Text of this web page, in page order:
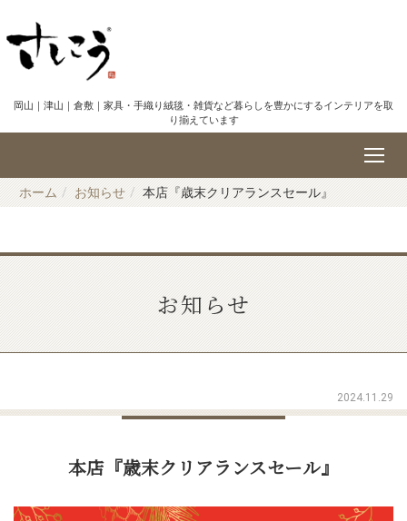
岡山｜津山｜倉敷｜家具・手織り絨毯・雑貨など暮らしを豊かにするインテリアを取
り揃えています
ホーム お知らせ 本店『歳末クリアランスセール』
お知らせ
2024.11.29
本店『歳末クリアランスセール』